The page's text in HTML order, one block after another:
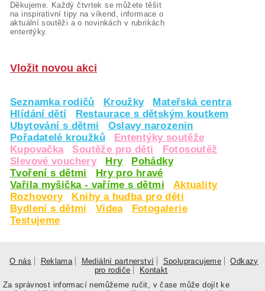
Děkujeme. Každý čtvrtek se můžete těšit
na inspirativní tipy na víkend, informace o
aktuální soutěži a o novinkách v rubrikách
ententýky.
Vložit novou akci
Seznamka rodičů Kroužky
Mateřská centra
Hlídání dětí
Restaurace s dětským koutkem
Ubytování s dětmi
Oslavy narozenin
Pořadatelé kroužků
Ententýky soutěže
Kupovačka
Soutěže pro děti
Fotosoutěž
Slevové vouchery
Hry
Pohádky
Tvoření s dětmi
Hry pro hravé
Vařila myšička - vaříme s dětmi
Aktuality
Rozhovory
Knihy a hudba pro děti
Bydlení s dětmi
Videa
Fotogalerie
Testujeme
O nás Reklama Mediální partnerství Spolupracujeme
Odkazy
pro rodiče
Kontakt
Za správnost informací nemůžeme ručit, v čase může dojít ke